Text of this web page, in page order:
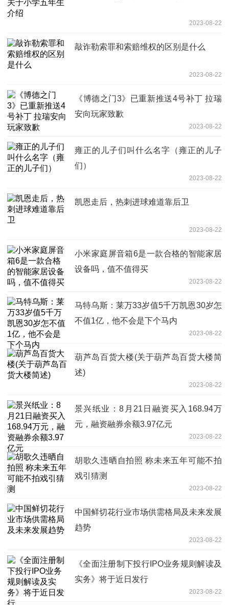
2023-08-22
敲诈勒索罪和索赔维权的区别是什么
2023-08-22
《博德之门3》已重新推送4号补丁 拉瑞
安向玩家致歉
2023-08-22
雍正的儿子们叫什么名字（雍正的儿子
们）
2023-08-22
凯恩走后，热刺进球难道靠后卫
2023-08-22
小米家庭屏音箱6是一款合格的智能家居
设备吗，值不值得买
2023-08-22
马特乌斯：莱万33岁值5千万凯恩30岁怎
不值1亿，他不会是下个马内
2023-08-22
葫芦岛百货大楼(关于葫芦岛百货大楼简
述)
2023-08-22
景兴纸业：8月21日融资买入168.94万
元，融资融券余额3.97亿元
2023-08-22
胡歌久违晒自拍照 称未来五年可能不拍
戏引猜测
2023-08-22
中国鲜切花行业市场供需格局及未来发展
趋势
2023-08-22
《全面注册制下投行IPO业务规则解读及
实务》将于近日发行
2023-08-22